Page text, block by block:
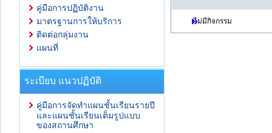
คู่มือการปฏิบัติงาน
มาตรฐานการให้บริการ
ติดต่อกลุ่มงาน
แผนที่
ระเบียบ แนวปฏิบัติ
คู่มือการจัดทำแผนชั้นเรียนรายปี
และแผนชั้นเรียนเต็มรูปแบบ
ของสถานศึกษา
ไม่มีกิจกรรม